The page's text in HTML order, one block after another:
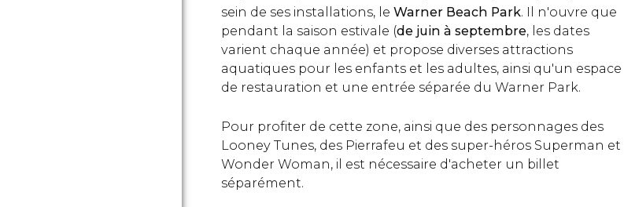
sein de ses installations, le Warner Beach Park. Il n'ouvre que
pendant la saison estivale (de juin à septembre, les dates
varient chaque année) et propose diverses attractions
aquatiques pour les enfants et les adultes, ainsi qu'un espace
de restauration et une entrée séparée du Warner Park.
Pour profiter de cette zone, ainsi que des personnages des
Looney Tunes, des Pierrafeu et des super-héros Superman et
Wonder Woman, il est nécessaire d'acheter un billet
séparément.